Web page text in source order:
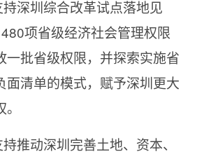
深圳综合改革试点落地见
项省级经济社会管理权限
一批省级权限，并探索实施省
面清单的模式，赋予深圳更大
推动深圳完善土地、资本、